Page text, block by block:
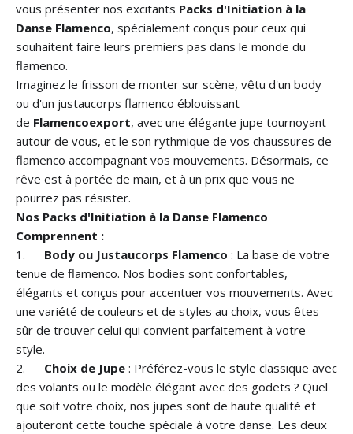
vous présenter nos excitants Packs d'Initiation à la
Danse Flamenco, spécialement conçus pour ceux qui
souhaitent faire leurs premiers pas dans le monde du
flamenco.
Imaginez le frisson de monter sur scène, vêtu d'un body
ou d'un justaucorps flamenco éblouissant
de Flamencoexport, avec une élégante jupe tournoyant
autour de vous, et le son rythmique de vos chaussures de
flamenco accompagnant vos mouvements. Désormais, ce
rêve est à portée de main, et à un prix que vous ne
pourrez pas résister.
Nos Packs d'Initiation à la Danse Flamenco
Comprennent :
1.
Body ou Justaucorps Flamenco : La base de votre
tenue de flamenco. Nos bodies sont confortables,
élégants et conçus pour accentuer vos mouvements. Avec
une variété de couleurs et de styles au choix, vous êtes
sûr de trouver celui qui convient parfaitement à votre
style.
2.
Choix de Jupe : Préférez-vous le style classique avec
des volants ou le modèle élégant avec des godets ? Quel
que soit votre choix, nos jupes sont de haute qualité et
ajouteront cette touche spéciale à votre danse. Les deux